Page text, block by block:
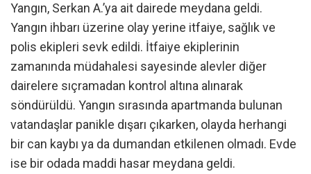
Yangın, Serkan A.’ya ait dairede meydana geldi.
Yangın ihbarı üzerine olay yerine itfaiye, sağlık ve
polis ekipleri sevk edildi. İtfaiye ekiplerinin
zamanında müdahalesi sayesinde alevler diğer
dairelere sıçramadan kontrol altına alınarak
söndürüldü. Yangın sırasında apartmanda bulunan
vatandaşlar panikle dışarı çıkarken, olayda herhangi
bir can kaybı ya da dumandan etkilenen olmadı. Evde
ise bir odada maddi hasar meydana geldi.